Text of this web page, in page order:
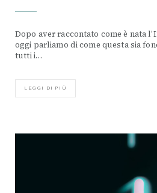
Dopo aver raccontato come è nata
oggi parliamo di come questa sia
tutti i…
LEGGI DI PIÙ